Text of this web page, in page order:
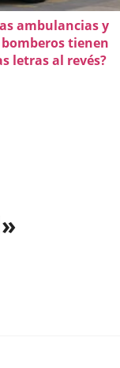
ambulancias y
bomberos tienen
letras al revés?